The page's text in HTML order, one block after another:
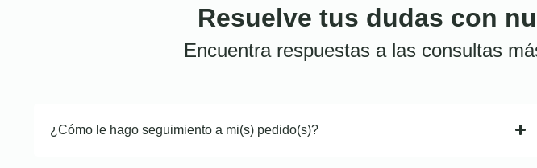
Resuelve tus dudas con
Encuentra respuestas a las consultas
¿Cómo le hago seguimiento a mi(s) pedido(s)?